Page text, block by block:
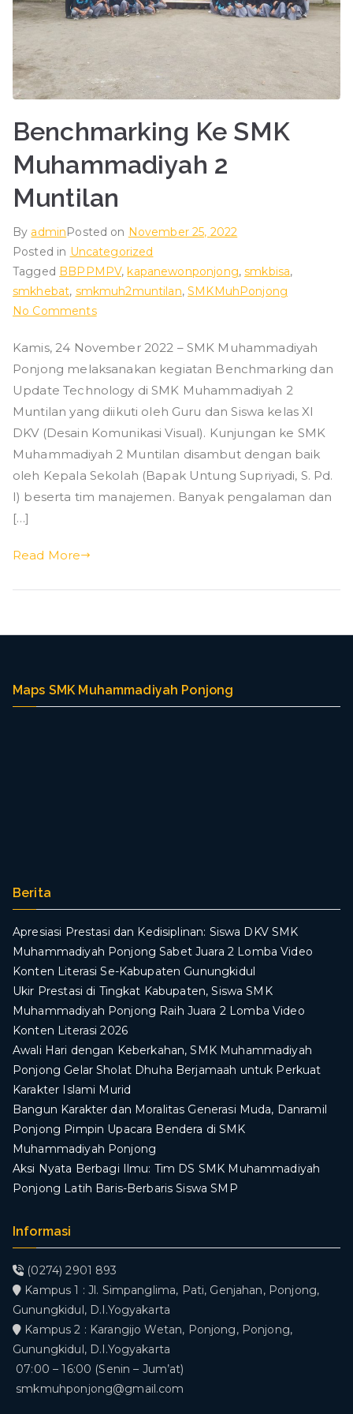
ad
iy
ah
g
Benchmarking Ke SMK
Muhammadiyah 2
Muntilan
By adminPosted on November 25, 2022
Posted in Uncategorized
Tagged BBPPMPV, kapanewonponjong,smkbisa,
smkhebat, smkmuh2muntilan,SMKMuhPonjong
No Commentson
Ke
SMK
Muhammadiyah
2
Muntilan
Kamis, 24 November 2022 – SMK Muhammadiyah
Ponjong melaksanakan kegiatan Benchmarking dan
Update Technology di SMK Muhammadiyah 2
Muntilan yang diikuti oleh Guru dan Siswa kelas XI
DKV (Desain Komunikasi Visual). Kunjungan ke SMK
Muhammadiyah 2 Muntilan disambut dengan baik
oleh Kepala Sekolah (Bapak Untung Supriyadi, S. Pd.
I) beserta tim manajemen. Banyak pengalaman dan
[…]
Read More
Maps SMK Muhammadiyah Ponjong
Berita
Apresiasi Prestasi dan Kedisiplinan: Siswa DKV SMK
Muhammadiyah Ponjong Sabet Juara 2 Lomba Video
Konten Literasi Se-Kabupaten Gunungkidul
Ukir Prestasi di Tingkat Kabupaten, Siswa SMK
Muhammadiyah Ponjong Raih Juara 2 Lomba Video
Konten Literasi 2026
Awali Hari dengan Keberkahan, SMK Muhammadiyah
Ponjong Gelar Sholat Dhuha Berjamaah untuk Perkuat
Karakter Islami Murid
Bangun Karakter dan Moralitas Generasi Muda, Danramil
Ponjong Pimpin Upacara Bendera di SMK
Muhammadiyah Ponjong
​Aksi Nyata Berbagi Ilmu: Tim DS SMK Muhammadiyah
Ponjong Latih Baris-Berbaris Siswa SMP
Informasi
(0274) 2901 893
Kampus 1 : Jl. Simpanglima, Pati, Genjahan, Ponjong,
Gunungkidul, D.I.Yogyakarta
Kampus 2 : Karangijo Wetan, Ponjong, Ponjong,
Gunungkidul, D.I.Yogyakarta
07:00 – 16:00 (Senin – Jum’at)
smkmuhponjong@gmail.com